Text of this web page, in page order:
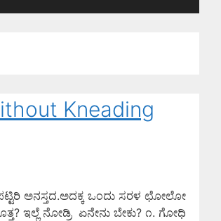
Kneading
ಪಟ್ಟಿರಿ ಅನಸ್ತದ.ಅದಕ್ಕ ಒಂದು ಸರಳ ಛೋಲೋ
ಇಲ್ಲೆ ನೋಡ್ರಿ ಏನೇನು ಬೇಕು? ೧. ಗೋಧಿ